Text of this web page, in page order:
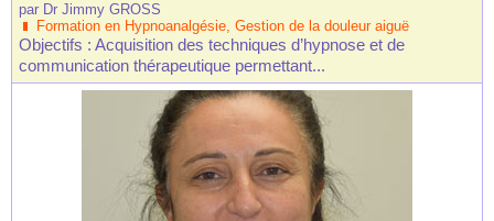
par Dr Jimmy GROSS
Formation en Hypnoanalgésie, Gestion de la douleur aiguë
Objectifs : Acquisition des techniques d’hypnose et de
communication thérapeutique permettant...